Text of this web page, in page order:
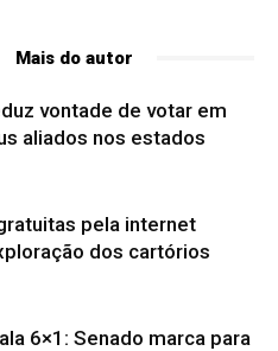
Mais do autor
vontade de votar em
aliados nos estados
pela internet
dos cartórios
6×1: Senado marca para